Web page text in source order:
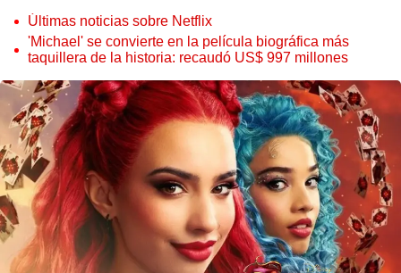
Últimas noticias sobre Netflix
'Michael' se convierte en la película biográfica más
taquillera de la historia: recaudó US$ 997 millones